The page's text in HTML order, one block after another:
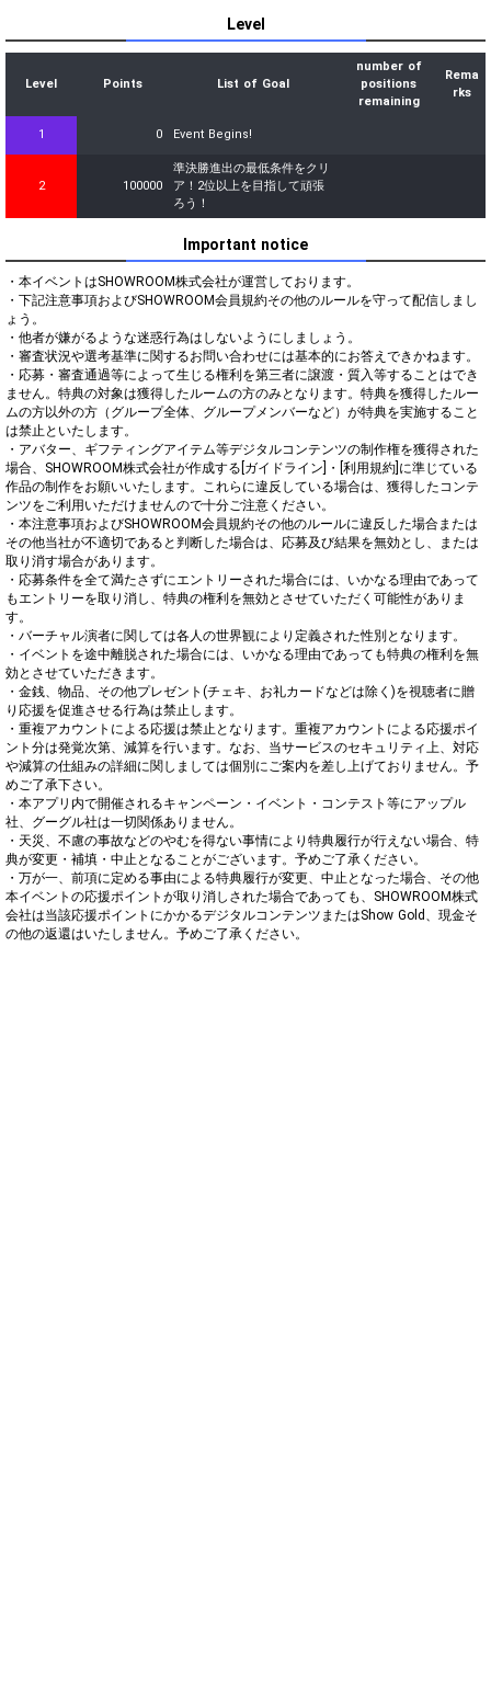
Level
Level Points List of Goal
number of
positions
remaining
Rema
rks
1 0 Event Begins!
2 100000
準決勝進出の最低条件をクリ
ア！2位以上を目指して頑張
ろう！
Important notice
・本イベントはSHOWROOM株式会社が運営しております。
・下記注意事項およびSHOWROOM会員規約その他のルールを守って配信しまし
ょう。
・他者が嫌がるような迷惑行為はしないようにしましょう。
・審査状況や選考基準に関するお問い合わせには基本的にお答えできかねます。
・応募・審査通過等によって生じる権利を第三者に譲渡・質入等することはでき
ません。特典の対象は獲得したルームの方のみとなります。特典を獲得したルー
ムの方以外の方（グループ全体、グループメンバーなど）が特典を実施すること
は禁止といたします。
・アバター、ギフティングアイテム等デジタルコンテンツの制作権を獲得された
場合、SHOWROOM株式会社が作成する[ガイドライン]・[利用規約]に準じている
作品の制作をお願いいたします。これらに違反している場合は、獲得したコンテ
ンツをご利用いただけませんので十分ご注意ください。
・本注意事項およびSHOWROOM会員規約その他のルールに違反した場合または
その他当社が不適切であると判断した場合は、応募及び結果を無効とし、または
取り消す場合があります。
・応募条件を全て満たさずにエントリーされた場合には、いかなる理由であって
もエントリーを取り消し、特典の権利を無効とさせていただく可能性がありま
す。
・バーチャル演者に関しては各人の世界観により定義された性別となります。
・イベントを途中離脱された場合には、いかなる理由であっても特典の権利を無
効とさせていただきます。
・金銭、物品、その他プレゼント(チェキ、お礼カードなどは除く)を視聴者に贈
り応援を促進させる行為は禁止します。
・重複アカウントによる応援は禁止となります。重複アカウントによる応援ポイ
ント分は発覚次第、減算を行います。なお、当サービスのセキュリティ上、対応
や減算の仕組みの詳細に関しましては個別にご案内を差し上げておりません。予
めご了承下さい。
・本アプリ内で開催されるキャンペーン・イベント・コンテスト等にアップル
社、グーグル社は一切関係ありません。
・天災、不慮の事故などのやむを得ない事情により特典履行が行えない場合、特
典が変更・補填・中止となることがございます。予めご了承ください。
・万が一、前項に定める事由による特典履行が変更、中止となった場合、その他
本イベントの応援ポイントが取り消しされた場合であっても、SHOWROOM株式
会社は当該応援ポイントにかかるデジタルコンテンツまたはShow Gold、現金そ
の他の返還はいたしません。予めご了承ください。